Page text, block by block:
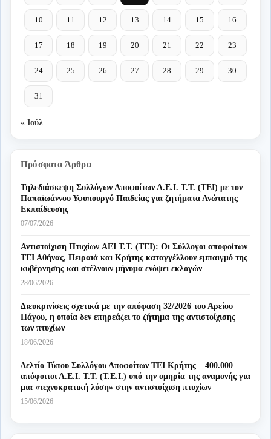
10 11 12 13 14 15 16
17 18 19 20 21 22 23
24 25 26 27 28 29 30
31
« Ιούλ
Πρόσφατα Άρθρα
Τηλεδιάσκεψη Συλλόγων Αποφοίτων Α.Ε.Ι. Τ.Τ. (ΤΕΙ) με τον
Παπαϊωάννου Υφυπουργό Παιδείας για ζητήματα Ανώτατης
Εκπαίδευσης
07/07/2026
Αντιστοίχιση Πτυχίων AEI T.T. (ΤΕΙ): Οι Σύλλογοι αποφοίτων
ΤΕΙ Αθήνας, Πειραιά και Κρήτης καταγγέλλουν εμπαιγμό της
κυβέρνησης και στέλνουν μήνυμα ενόψει εκλογών
28/06/2026
Διευκρινίσεις σχετικά με την απόφαση 32/2026 του Αρείου
Πάγου, η οποία δεν επηρεάζει το ζήτημα της αντιστοίχισης
των πτυχίων
18/06/2026
Δελτίο Τύπου Συλλόγου Αποφοίτων ΤΕΙ Κρήτης – 400.000
απόφοιτοι Α.Ε.Ι. Τ.Τ. (Τ.Ε.Ι.) υπό την ομηρία της αναμονής για
μια «τεχνοκρατική λύση» στην αντιστοίχιση πτυχίων
15/06/2026